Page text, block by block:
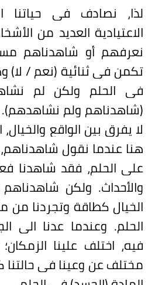
لذا، نصادف في حياتنا
الاعتيادية العديد من
نعرفهم أو شاهدناهم
تكمن في ثنائية (نعم / لا)
في الحلم ولكن لم
(شاهدناهم ولم نشاهدهم).
لا يفرق بين الواقع
هنا عندما نقول
على الحلم، فقد شاهدنا
والأحداث. ولكن
الخيال كطاقة وتجردنا من
الحلم. وعندما عدنا الى
فيه، اختلف علينا
مختلف عن وعينا في